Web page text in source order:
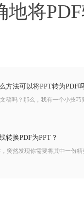
地将
方法可以将PPT转为PDF
稿吗？那么，我有一个小技
转换PDF为PPT？
突然发现你需要将其中一份